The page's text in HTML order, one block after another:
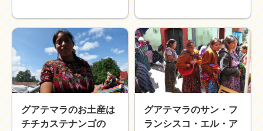
グアテマラのお土産は
チチカステナンゴの
グアテマラのサン・フ
ランシスコ・エル・ア